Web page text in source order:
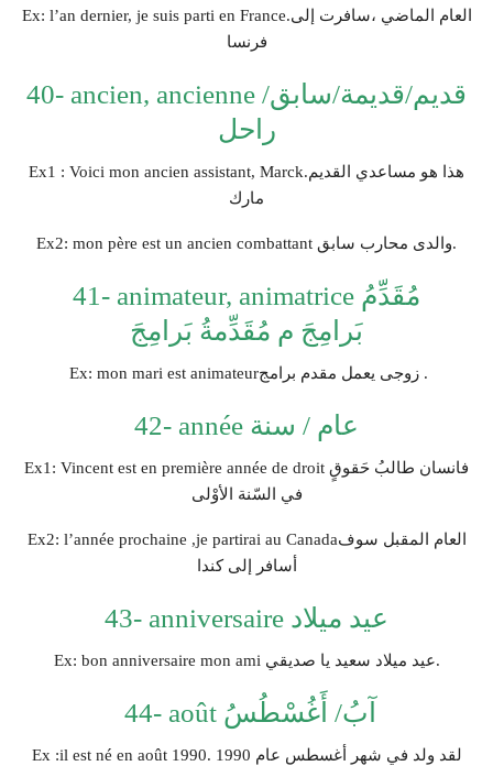
Ex: l’an dernier, je suis parti en France.العام الماضي ،سافرت إلى
فرنسا
40- ancien, ancienne قديم/قديمة/سابق/
راحل
Ex1 : Voici mon ancien assistant, Marck.هذا هو مساعدي القديم
مارك
Ex2: mon père est un ancien combattant والدى محارب سابق.
41- animateur, animatrice مُقَدِّمُ
بَرامِجَ م مُقَدِّمةُ بَرامِجَ
Ex: mon mari est animateurزوجى يعمل مقدم برامج .
42- année عام / سنة
Ex1: Vincent est en première année de droit فانسان طالبُ حَقوقٍ
في السّنة اﻷوْلى
Ex2: l’année prochaine ,je partirai au Canadaالعام المقبل سوف
أسافر إلى كندا
43- anniversaire عيد ميلاد
Ex: bon anniversaire mon ami عيد ميلاد سعيد يا صديقي.
44- août آبُ/ أَغُسْطُسُ
Ex :il est né en août 1990. لقد ولد في شهر أغسطس عام 1990